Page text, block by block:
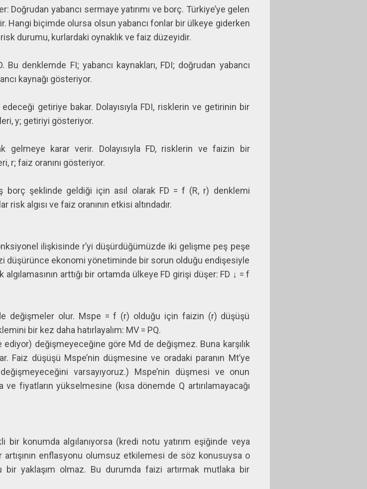
Doğrudan yabancı sermaye yatırımı ve borç. Türkiye’ye gelen
Hangi biçimde olursa olsun yabancı fonlar bir ülkeye giderken
durumu, kurlardaki oynaklık ve faiz düzeyidir.
denklemde FI; yabancı kaynakları, FDI; doğrudan yabancı
kaynağı gösteriyor.
getiriye bakar. Dolayısıyla FDI, risklerin ve getirinin bir
y; getiriyi gösteriyor.
karar verir. Dolayısıyla FD, risklerin ve faizin bir
r; faiz oranını gösteriyor.
borç şeklinde geldiği için asıl olarak FD = f (R, r) denklemi
risk algısı ve faiz oranının etkisi altındadır.
ilişkisinde r’yi düşürdüğümüzde iki gelişme peş peşe
düşürünce ekonomi yönetiminde bir sorun olduğu endişesiyle
arttığı bir ortamda ülkeye FD girişi düşer: FD ↓ = f
değişmeler olur. Mspe = f (r) olduğu için faizin (r) düşüşü
bir kez daha hatırlayalım: MV = PQ.
ediyor) değişmeyeceğine göre Md de değişmez. Buna karşılık
Faiz düşüşü Mspe’nin düşmesine ve oradaki paranın Mt’ye
varsayıyoruz.) Mspe’nin düşmesi ve onun
fiyatların yükselmesine (kısa dönemde Q artırılamayacağı
konumda algılanıyorsa (kredi notu yatırım eşiğinde veya
enflasyonu olumsuz etkilemesi de söz konusuysa o
yaklaşım olmaz. Bu durumda faizi artırmak mutlaka bir